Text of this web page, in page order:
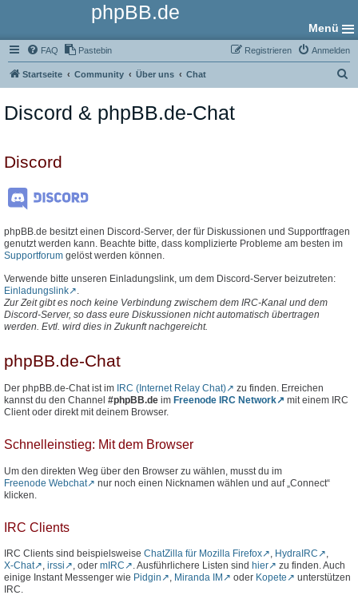
phpBB.de
Menü
FAQ Pastebin Anmelden
Registrieren
Startseite Community Über uns Chat
Discord & phpBB.de-Chat
Discord
phpBB.de besitzt einen Discord-Server, der für Diskussionen und Supportfragen
genutzt werden kann. Beachte bitte, dass komplizierte Probleme am besten im
Supportforum gelöst werden können.
Verwende bitte unseren Einladungslink, um dem Discord-Server beizutreten:
Einladungslink
.
Zur Zeit gibt es noch keine Verbindung zwischem dem IRC-Kanal und dem
Discord-Server, so dass eure Diskussionen nicht automatisch übertragen
werden. Evtl. wird dies in Zukunft nachgereicht.
phpBB.de-Chat
Der phpBB.de-Chat ist im IRC (Internet Relay Chat)
zu finden. Erreichen
kannst du den Channel #phpBB.de im Freenode IRC Network
mit einem IRC
Client oder direkt mit deinem Browser.
Schnelleinstieg: Mit dem Browser
Um den direkten Weg über den Browser zu wählen, musst du im
Freenode Webchat
nur noch einen Nicknamen wählen und auf „Connect“
klicken.
IRC Clients
IRC Clients sind beispielsweise ChatZilla für Mozilla Firefox , HydraIRC
,
X-Chat
, irssi , oder mIRC . Ausführlichere Listen sind hier
zu finden. Auch
einige Instant Messenger wie Pidgin , Miranda IM oder Kopete
unterstützen
IRC.